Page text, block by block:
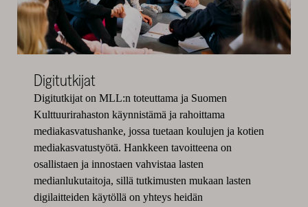
Digitutkijat
Digitutkijat on MLL:n toteuttama ja Suomen
Kulttuurirahaston käynnistämä ja rahoittama
mediakasvatushanke, jossa tuetaan koulujen ja kotien
mediakasvatustyötä. Hankkeen tavoitteena on
osallistaen ja innostaen vahvistaa lasten
medianlukutaitoja, sillä tutkimusten mukaan lasten
digilaitteiden käytöllä on yhteys heidän